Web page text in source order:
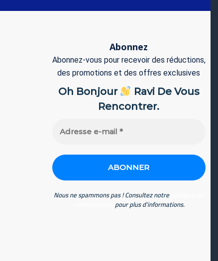
Abonnez
Abonnez-vous pour recevoir des réductions,
des promotions et des offres exclusives
Oh Bonjour
Ravi De Vous
Rencontrer.
Nous ne spammons pas ! Consultez notre
pour plus d’informations.